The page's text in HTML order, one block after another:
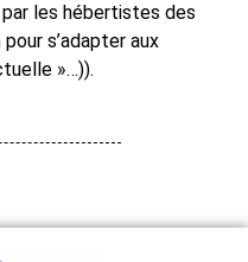
les hébertistes des
s’adapter aux
»…)).